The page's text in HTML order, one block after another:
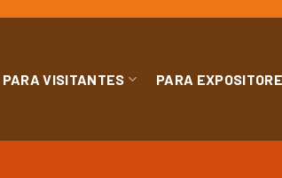
PARA VISITANTES PARA